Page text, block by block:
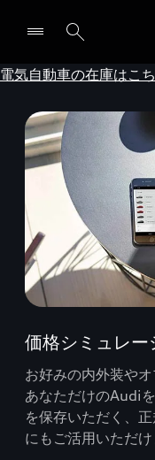
電気自動車の在庫はこ
価格シミュレー
お好みの内外装や
あなただけのAudi
を保存いただく、
にもご活用いただけ